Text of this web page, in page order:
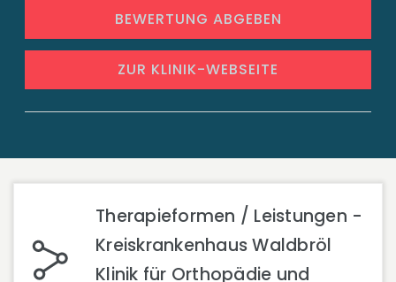
BEWERTUNG ABGEBEN
ZUR KLINIK-WEBSEITE
Therapieformen / Leistungen -
Kreiskrankenhaus Waldbröl
Klinik für Orthopädie und